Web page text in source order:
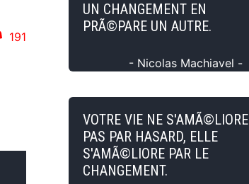
191
UN CHANGEMENT EN
PRÃ©PARE UN AUTRE.
- Nicolas Machiavel -
VOTRE VIE NE S'AMÃ©LIORE
PAS PAR HASARD, ELLE
S'AMÃ©LIORE PAR LE
CHANGEMENT.